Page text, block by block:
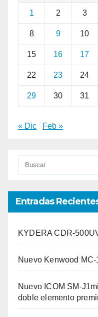
1 2 3
8 9 10
15 16 17
22 23 24
29 30 31
« Dic Feb »
Entradas
KYDERA CDR-
Nuevo Kenwood MC-
Nuevo ICOM SM-
doble elemento